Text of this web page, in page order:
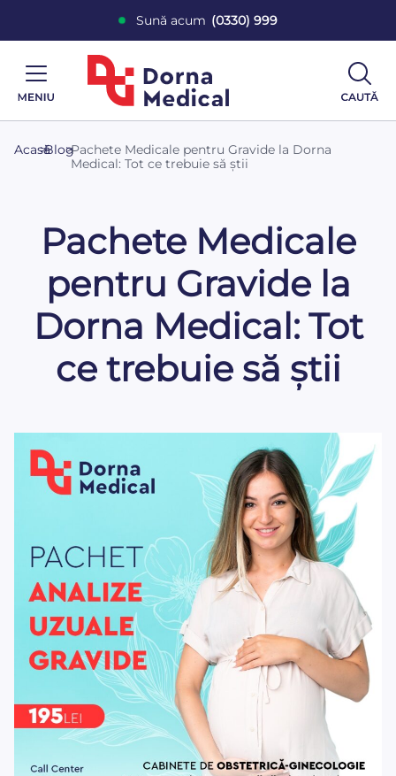
Sună acum (0330) 999
Acasă
>Blog
>Pachete Medicale pentru Gravide la Dorna
Medical: Tot ce trebuie să știi
Pachete Medicale
pentru Gravide la
Dorna Medical: Tot
ce trebuie să știi